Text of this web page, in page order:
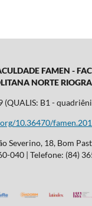
FAMEN -
NORTE
(QUALIS: B1 -
10.36470/
Severino, 18, Bom
040 | Telefone: (84)